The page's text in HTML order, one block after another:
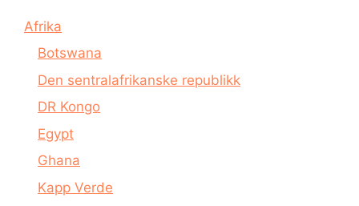
Afrika
Botswana
Den sentralafrikanske republikk
DR Kongo
Egypt
Ghana
Kapp Verde